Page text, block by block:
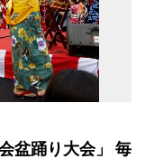
盆踊り大会」 毎